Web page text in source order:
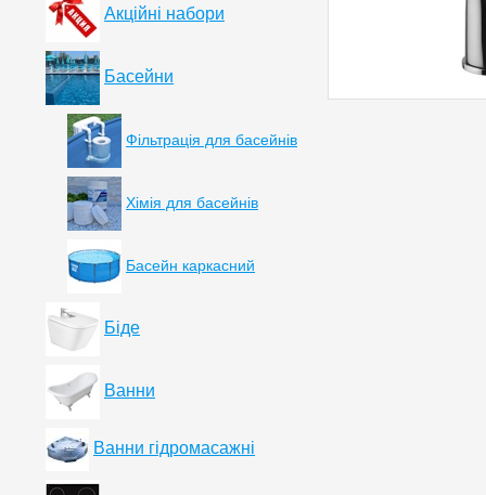
Акційні набори
Басейни
Фільтрація для басейнів
Хімія для басейнів
Басейн каркасний
Біде
Ванни
Ванни гідромасажні